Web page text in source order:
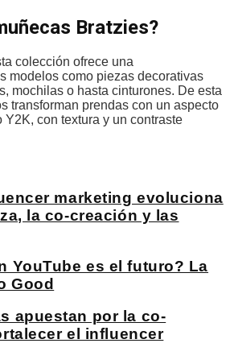
Bratzies?
colección ofrece una
modelos como piezas decorativas
mochilas o hasta cinturones. De esta
transforman prendas con un aspecto
Y2K, con textura y un contraste
marketing evoluciona
la co-creación y las
YouTube es el futuro? La
Good
apuestan por la co-
el influencer